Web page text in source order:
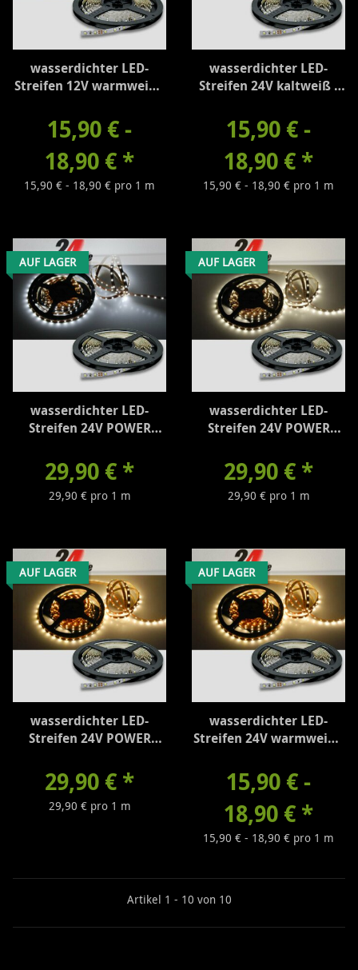
wasserdichter LED-
Streifen 12V warmweiß -
15,90 € -
18,90 € *
15,90 € - 18,90 € pro 1 m
wasserdichter LED-
Streifen 24V kaltweiß -
15,90 € -
18,90 € *
15,90 € - 18,90 € pro 1 m
AUF LAGER
wasserdichter LED-
Streifen 24V POWER
Lumen/m
29,90 € *
29,90 € pro 1 m
AUF LAGER
wasserdichter LED-
Streifen 24V POWER
Lumen/m
29,90 € *
29,90 € pro 1 m
AUF LAGER
wasserdichter LED-
Streifen 24V POWER
Lumen/m
29,90 € *
29,90 € pro 1 m
AUF LAGER
wasserdichter LED-
Streifen 24V warmweiß -
15,90 € -
18,90 € *
15,90 € - 18,90 € pro 1 m
Artikel 1 - 10 von 10